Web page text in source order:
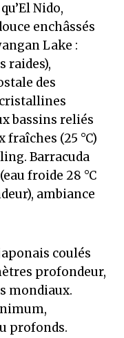
Nido,
enchâssés
Lake :
raides),
des
bassins reliés
fraîches (25 °C)
Barracuda
froide 28 °C
ambiance
coulés
profondeur,
mondiaux.
profonds.